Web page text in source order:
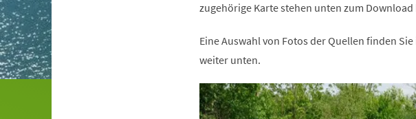
zugehörige Karte stehen unten zum Download
Eine Auswahl von Fotos der Quellen finden
weiter unten.